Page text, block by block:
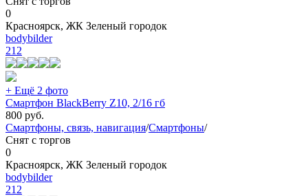
0
Красноярск, ЖК Зеленый городок
bodybilder
212
+ Ещё 2 фото
Смартфон BlackBerry Z10, 2/16 гб
800 руб.
Смартфоны, связь, навигация/Смартфоны/
Снят с торгов
0
Красноярск, ЖК Зеленый городок
bodybilder
212